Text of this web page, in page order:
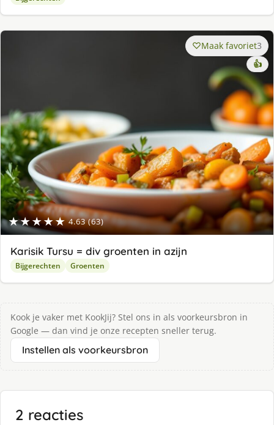
★★★★★ 4.63 (63)
Maak favoriet3
👍
Karisik Tursu = div groenten in azijn
Bijgerechten Groenten
Kook je vaker met KookJij? Stel ons in als voorkeursbron in
Google — dan vind je onze recepten sneller terug.
Instellen als voorkeursbron
2 reacties